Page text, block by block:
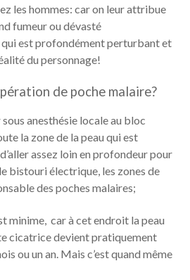
les hommes: car on leur attribue
fumeur ou dévasté
est profondément perturbant et
du personnage!
de poche malaire?
anesthésie locale au bloc
la zone de la peau qui est
assez loin en profondeur pour
bistouri électrique, les zones de
des poches malaires;
minime, car à cet endroit la peau
cicatrice devient pratiquement
ou un an. Mais c’est quand même